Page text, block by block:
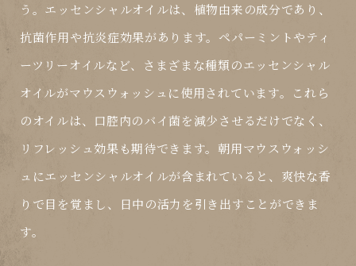
う。エッセンシャルオイルは、植物由来の成分であり、
抗菌作用や抗炎症効果があります。ペパーミントやティ
ーツリーオイルなど、さまざまな種類のエッセンシャル
オイルがマウスウォッシュに使用されています。これら
のオイルは、口腔内のバイ菌を減少させるだけでなく、
リフレッシュ効果も期待できます。朝用マウスウォッシ
ュにエッセンシャルオイルが含まれていると、爽快な香
りで目を覚まし、日中の活力を引き出すことができま
す。